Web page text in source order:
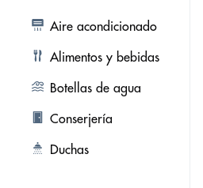
Aire acondicionado
Alimentos y bebidas
Botellas de agua
Conserjería
Duchas